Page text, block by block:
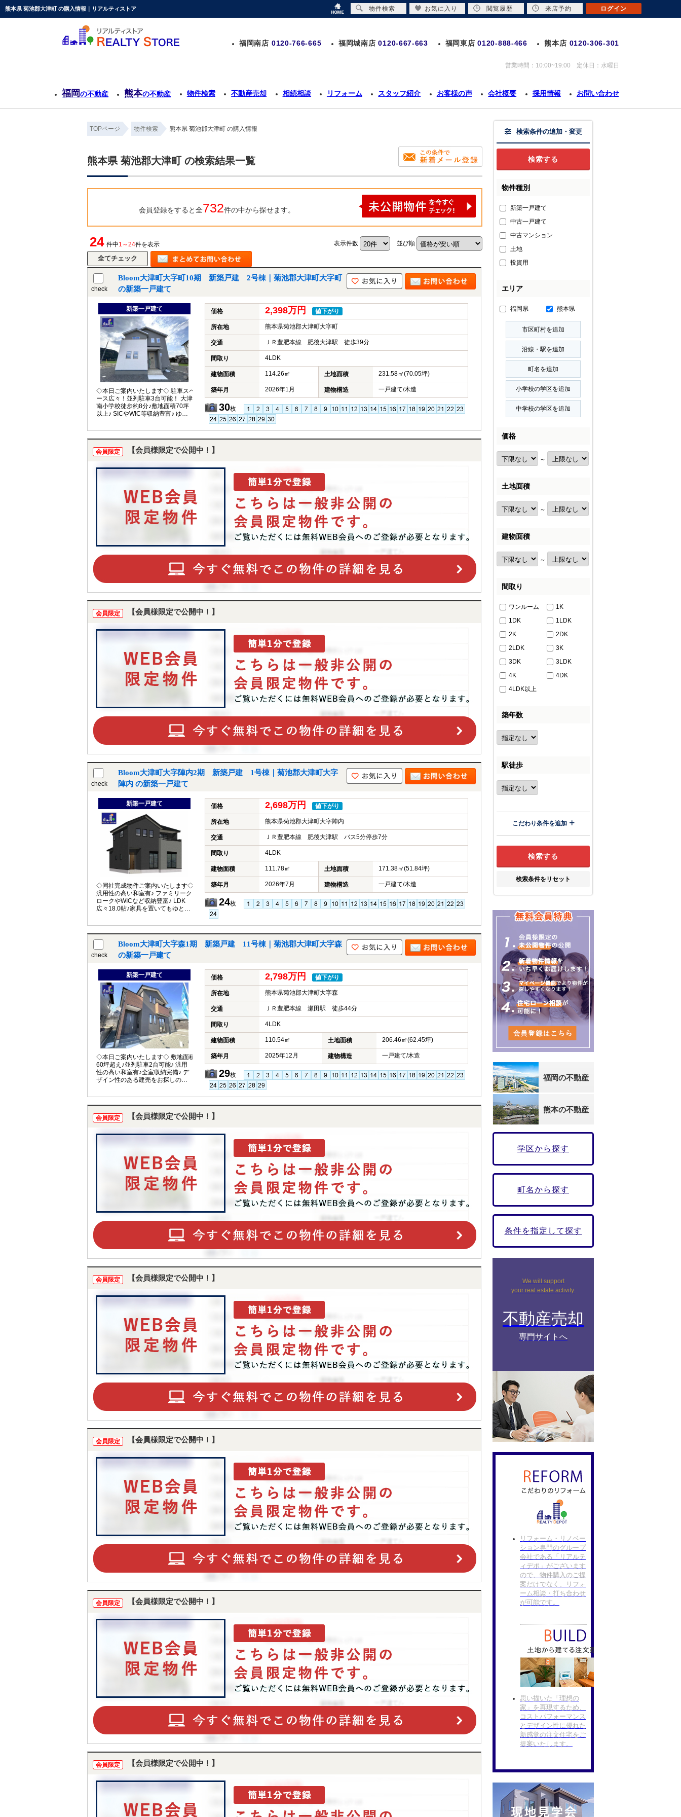
熊本県 菊池郡大津町 の購入情報｜リアルティストア
福岡南店 0120-766-665 福岡城南店 0120-667-663 福岡東店 0120-888-466 熊本店 0120-306-301
営業時間：10:00~19:00 定休日：水曜日
福岡の不動産 熊本の不動産 物件検索 不動産売却 相続相談 リフォーム スタッフ紹介 お客様の声 会社概要 採用情報 お問い合わせ
TOPページ 物件検索 熊本県 菊池郡大津町 の購入情報
熊本県 菊池郡大津町 の検索結果一覧
会員登録をすると全732件の中から探せます。
24 件中1～24件を表示 表示件数 並び順
check
Bloom大津町大字町10期 新築戸建 2号棟｜菊池郡大津町大字町
の新築一戸建て
新築一戸建て
◇本日ご案内いたします◇ 駐車スペ
ース広々！並列駐車3台可能！ 大津
南小学校徒歩約8分♪敷地面積70坪
以上♪ SICやWIC等収納豊富♪ ゆと
価格 2,398万円 値下がり
所在地 熊本県菊池郡大津町大字町
交通 ＪＲ豊肥本線 肥後大津駅 徒歩39分
間取り 4LDK
建物面積 114.26㎡ 土地面積 231.58㎡(70.05坪)
築年月 2026年1月 建物構造 一戸建て/木造
30枚
会員限定 【会員様限定で公開中！】
会員限定 【会員様限定で公開中！】
check
Bloom大津町大字陣内2期 新築戸建 1号棟｜菊池郡大津町大字
陣内 の新築一戸建て
新築一戸建て
◇同社完成物件ご案内いたします◇
汎用性の高い和室有♪ ファミリーク
ロークやWICなど収納豊富♪ LDK
広々18.0帖♪家具を置いてもゆとり
価格 2,698万円 値下がり
所在地 熊本県菊池郡大津町大字陣内
交通 ＪＲ豊肥本線 肥後大津駅 バス5分停歩7分
間取り 4LDK
建物面積 111.78㎡ 土地面積 171.38㎡(51.84坪)
築年月 2026年7月 建物構造 一戸建て/木造
24枚
check
Bloom大津町大字森1期 新築戸建 11号棟｜菊池郡大津町大字森
の新築一戸建て
新築一戸建て
◇本日ご案内いたします◇ 敷地面積
60坪超え♪並列駐車2台可能♪ 汎用
性の高い和室有♪全室収納完備♪ デ
ザイン性のある建売をお探しの方
価格 2,798万円 値下がり
所在地 熊本県菊池郡大津町大字森
交通 ＪＲ豊肥本線 瀬田駅 徒歩44分
間取り 4LDK
建物面積 110.54㎡ 土地面積 206.46㎡(62.45坪)
築年月 2025年12月 建物構造 一戸建て/木造
29枚
会員限定 【会員様限定で公開中！】
会員限定 【会員様限定で公開中！】
会員限定 【会員様限定で公開中！】
会員限定 【会員様限定で公開中！】
会員限定 【会員様限定で公開中！】
検索条件の追加・変更
物件種別
新築一戸建て
中古一戸建て
中古マンション
土地
投資用
エリア
福岡県 熊本県
価格
～
土地面積
～
建物面積
～
間取り
ワンルーム
1K
1DK
1LDK
2K
2DK
2LDK
3K
3DK
3LDK
4K
4DK
4LDK以上
築年数
駅徒歩
こだわり条件を追加
検索条件をリセット
福岡の不動産
熊本の不動産
学区から探す
町名から探す
条件を指定して探す
We will support
your real estate activity.
不動産売却
専門サイトへ
リフォーム・リノベー
ション専門のグループ
会社である「リアルテ
ィデポ」がございます
ので、物件購入のご提
案だけでなく、リフォ
ーム相談・打ち合わせ
が可能です。
思い描いた「理想の
家」を再現するため、
コストパフォーマンス
とデザイン性に優れた
新感覚の注文住宅をご
提案いたします。
物件検索 お気に入り 閲覧履歴 来店予約 ログイン